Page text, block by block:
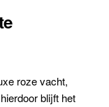
roze vacht,
blijft het